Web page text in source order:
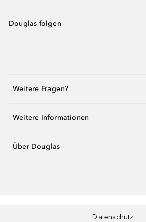
Douglas folgen
Weitere Fragen?
Weitere Informationen
Über Douglas
Datenschutz